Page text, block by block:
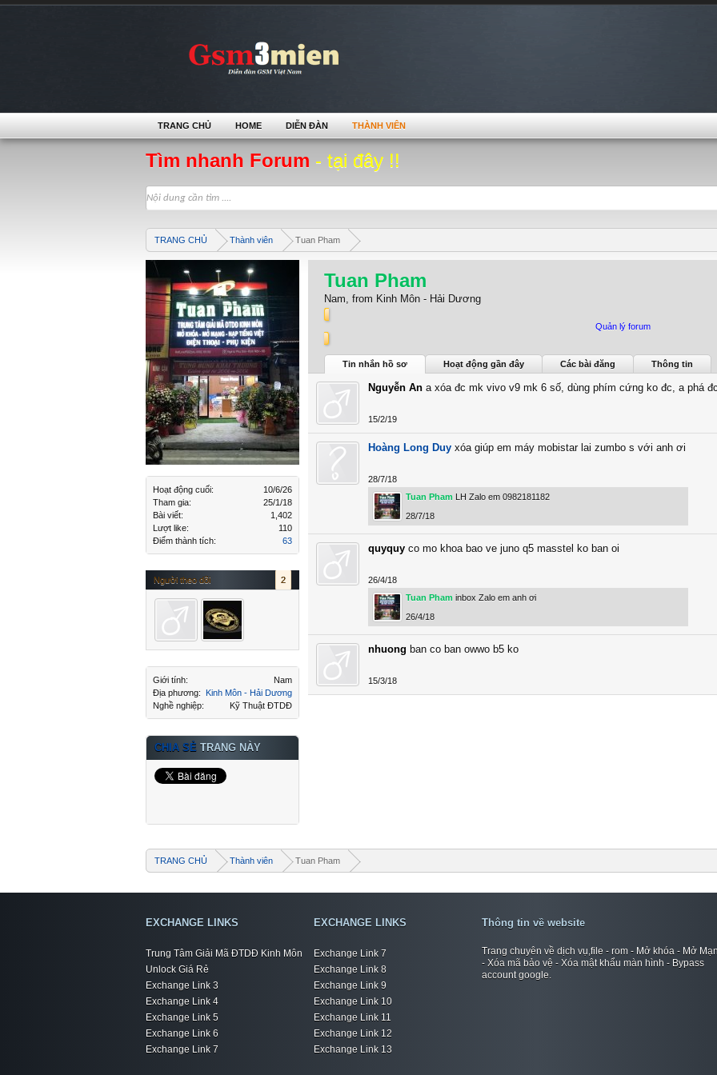
Tìm nhanh Forum - tại đây !!
TRANG CHỦ Thành viên Tuan Pham
Hoạt động cuối:
10/6/26
Tham gia:
25/1/18
Bài viết:
1,402
Lượt like:
110
Điểm thành tích:
63
Người theo dõi 2
Giới tính:
Nam
Địa phương: Kinh Môn - Hải Dương
Nghề nghiệp:
Kỹ Thuật ĐTDĐ
CHIA SẺ TRANG NÀY
Tuan Pham
Nam, from Kinh Môn - Hải Dương
Quản lý forum
Tuan Pham được nhìn thấy lần cuối: 10/6/26
Tin nhắn hồ sơ Hoạt động gần đây Các bài đăng Thông tin
Nguyễn An a xóa đc mk vivo v9 mk 6 số, dùng phím cứng ko đc, a phá
15/2/19
Hoàng Long Duy xóa giúp em máy mobistar lai zumbo s với anh ơi
28/7/18
Tuan Pham LH Zalo em 0982181182
28/7/18
quyquy co mo khoa bao ve juno q5 masstel ko ban oi
26/4/18
Tuan Pham inbox Zalo em anh ơi
26/4/18
nhuong ban co ban owwo b5 ko
15/3/18
TRANG CHỦ Thành viên Tuan Pham
TRANG CHỦ HOME DIỄN ĐÀN THÀNH VIÊN
EXCHANGE LINKS
Trung Tâm Giải Mã ĐTDĐ Kinh Môn
Unlock Giá Rẻ
Exchange Link 3
Exchange Link 4
Exchange Link 5
Exchange Link 6
Exchange Link 7
EXCHANGE LINKS
Exchange Link 7
Exchange Link 8
Exchange Link 9
Exchange Link 10
Exchange Link 11
Exchange Link 12
Exchange Link 13
Thông tin về website
Trang chuyên về dịch vụ,file - rom - Mở khóa - Mở
- Xóa mã bảo vệ - Xóa mật khẩu màn hình - Bypass
account google.